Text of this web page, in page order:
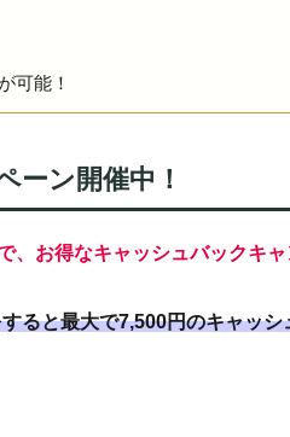
可能！
ーン開催中！
、お得なキャッシュバックキ
ると最大で7,500円のキャッシ